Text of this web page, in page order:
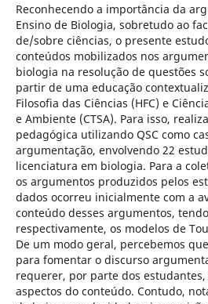
Reconhecendo a importância da
Ensino de Biologia, sobretudo ao
de/sobre ciências, o presente
conteúdos mobilizados nos
biologia na resolução de questões
partir de uma educação
Filosofia das Ciências (HFC) e
e Ambiente (CTSA). Para isso,
pedagógica utilizando QSC como
argumentação, envolvendo 22
licenciatura em biologia. Para a
os argumentos produzidos pelos
dados ocorreu inicialmente com a
conteúdo desses argumentos,
respectivamente, os modelos de
De um modo geral, percebemos
para fomentar o discurso
requerer, por parte dos
aspectos do conteúdo. Contudo,